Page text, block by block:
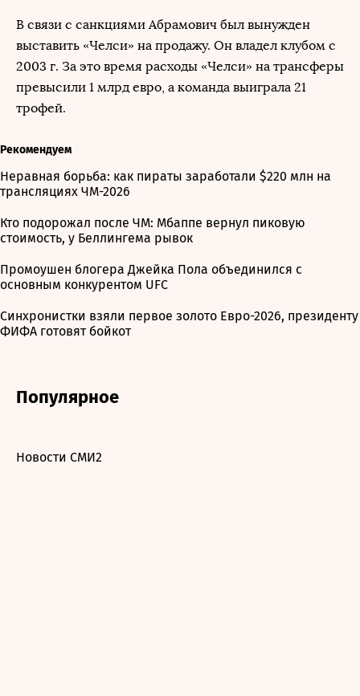
В связи с санкциями Абрамович был вынужден
выставить «Челси» на продажу. Он владел клубом с
2003 г. За это время расходы «Челси» на трансферы
превысили 1 млрд евро, а команда выиграла 21
трофей.
Рекомендуем
Неравная борьба: как пираты заработали $220 млн на
трансляциях ЧМ-2026
Кто подорожал после ЧМ: Мбаппе вернул пиковую
стоимость, у Беллингема рывок
Промоушен блогера Джейка Пола объединился с
основным конкурентом UFC
Синхронистки взяли первое золото Евро-2026, президенту
ФИФА готовят бойкот
Популярное
Новости СМИ2